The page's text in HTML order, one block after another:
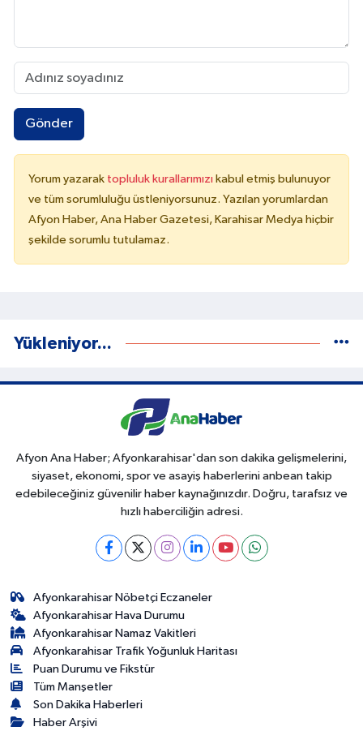
Gönder
Yorum yazarak topluluk kurallarımızı kabul etmiş bulunuyor
ve tüm sorumluluğu üstleniyorsunuz. Yazılan yorumlardan
Afyon Haber, Ana Haber Gazetesi, Karahisar Medya hiçbir
şekilde sorumlu tutulamaz.
Yükleniyor...
Afyon Ana Haber; Afyonkarahisar'dan son dakika gelişmelerini,
siyaset, ekonomi, spor ve asayiş haberlerini anbean takip
edebileceğiniz güvenilir haber kaynağınızdır. Doğru, tarafsız ve
hızlı haberciliğin adresi.
Afyonkarahisar Nöbetçi Eczaneler
Afyonkarahisar Hava Durumu
Afyonkarahisar Namaz Vakitleri
Afyonkarahisar Trafik Yoğunluk Haritası
Puan Durumu ve Fikstür
Tüm Manşetler
Son Dakika Haberleri
Haber Arşivi